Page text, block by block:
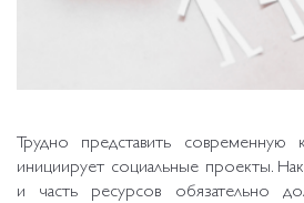
Трудно представить
инициирует социальные проекты.
и часть ресурсов обязательно